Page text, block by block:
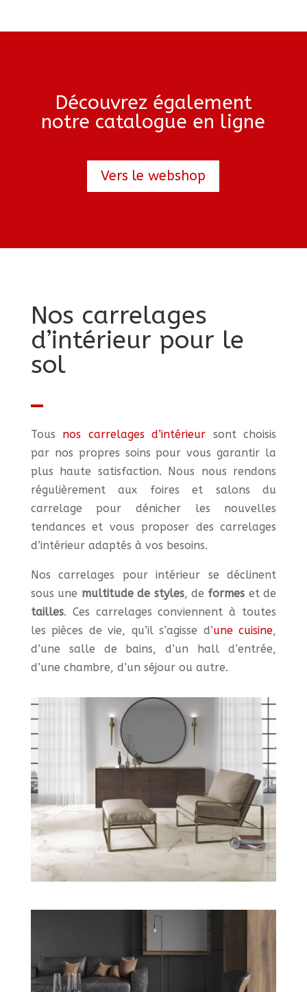
Découvrez également
notre catalogue en ligne
Vers le webshop
Nos carrelages
d’intérieur pour le
sol
Tous nos carrelages d’intérieur sont choisis
par nos propres soins pour vous garantir la
plus haute satisfaction. Nous nous rendons
régulièrement aux foires et salons du
carrelage pour dénicher les nouvelles
tendances et vous proposer des carrelages
d’intérieur adaptés à vos besoins.
Nos carrelages pour intérieur se déclinent
sous une multitude de styles, de formes et de
tailles. Ces carrelages conviennent à toutes
les pièces de vie, qu’il s’agisse d’une cuisine,
d’une salle de bains, d’un hall d’entrée,
d’une chambre, d’un séjour ou autre.